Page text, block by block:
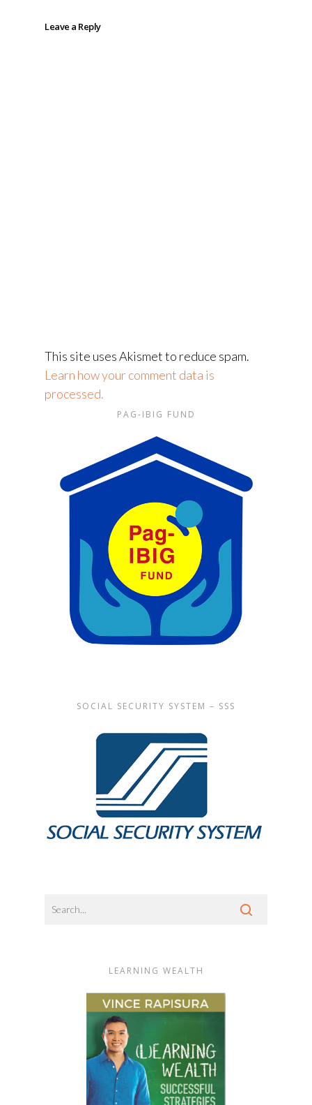
Leave a Reply
This site uses Akismet to reduce spam.
Learn how your comment data is
processed.
PAG-IBIG FUND
SOCIAL SECURITY SYSTEM – SSS
LEARNING WEALTH